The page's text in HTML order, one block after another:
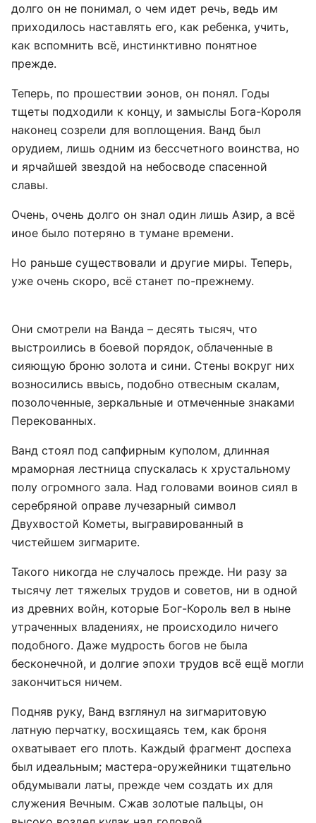
долго он не понимал, о чем идет речь, ведь им
приходилось наставлять его, как ребенка, учить,
как вспомнить всё, инстинктивно понятное
прежде.
Теперь, по прошествии эонов, он понял. Годы
тщеты подходили к концу, и замыслы Бога-Короля
наконец созрели для воплощения. Ванд был
орудием, лишь одним из бессчетного воинства, но
и ярчайшей звездой на небосводе спасенной
славы.
Очень, очень долго он знал один лишь Азир, а всё
иное было потеряно в тумане времени.
Но раньше существовали и другие миры. Теперь,
уже очень скоро, всё станет по-прежнему.
Они смотрели на Ванда – десять тысяч, что
выстроились в боевой порядок, облаченные в
сияющую броню золота и сини. Стены вокруг них
возносились ввысь, подобно отвесным скалам,
позолоченные, зеркальные и отмеченные знаками
Перекованных.
Ванд стоял под сапфирным куполом, длинная
мраморная лестница спускалась к хрустальному
полу огромного зала. Над головами воинов сиял в
серебряной оправе лучезарный символ
Двухвостой Кометы, выгравированный в
чистейшем зигмарите.
Такого никогда не случалось прежде. Ни разу за
тысячу лет тяжелых трудов и советов, ни в одной
из древних войн, которые Бог-Король вел в ныне
утраченных владениях, не происходило ничего
подобного. Даже мудрость богов не была
бесконечной, и долгие эпохи трудов всё ещё могли
закончиться ничем.
Подняв руку, Ванд взглянул на зигмаритовую
латную перчатку, восхищаясь тем, как броня
охватывает его плоть. Каждый фрагмент доспеха
был идеальным; мастера-оружейники тщательно
обдумывали латы, прежде чем создать их для
служения Вечным. Сжав золотые пальцы, он